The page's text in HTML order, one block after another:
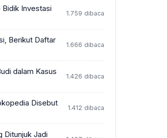
Investasi
1.759 dibaca
Berikut Daftar
1.666 dibaca
dalam Kasus
1.426 dibaca
Disebut
1.412 dibaca
Ditunjuk Jadi